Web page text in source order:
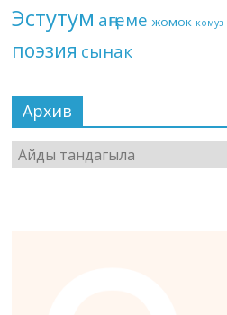
Эстутум аңгеме жомок комуз
поэзия сынак
Архив
Архив